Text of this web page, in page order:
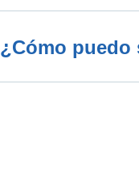
¿Cómo puedo